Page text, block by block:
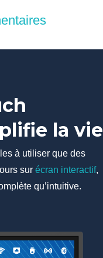
la vie
à utiliser que des
sur écran interactif,
qu’intuitive.